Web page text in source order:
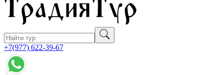
+7(977) 622-39-67